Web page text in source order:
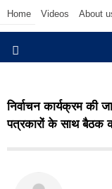
Home Videos About
निर्वाचन कार्यक्रम की
पत्रकारों के साथ बैठक